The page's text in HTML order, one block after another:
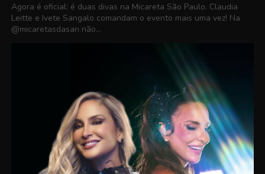
Agora é oficial: é duas divas na Micareta São Paulo. Claudia
Leitte e Ivete Sangalo comandam o evento mais uma vez! Na
@micaretasdasan não...